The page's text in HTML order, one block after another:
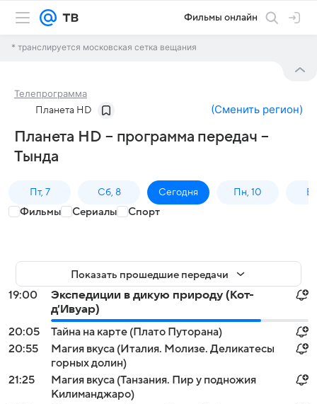
Фильмы онлайн
* транслируется московская сетка вещания
Телепрограмма
Планета HD (Сменить регион)
Планета HD – программа передач –
Тында
Пт, 7 Сб, 8 Сегодня Пн, 10
Фильмы Сериалы Спорт
Показать прошедшие передачи
19:00
Экспедиции в дикую природу (Кот-
д’Ивуар)
20:05
Тайна на карте (Плато Путорана)
20:55
Магия вкуса (Италия. Молизе. Деликатесы
горных долин)
21:25
Магия вкуса (Танзания. Пир у подножия
Килиманджаро)